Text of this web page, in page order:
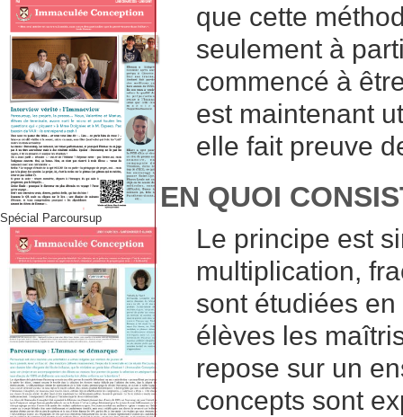
Spécial Parcoursup
que cette
seulement à
commencé à
est maintenant
elle fait preuve
EN QUOI
Le principe est
multiplication,
sont étudiées
élèves les
repose sur un
concepts sont